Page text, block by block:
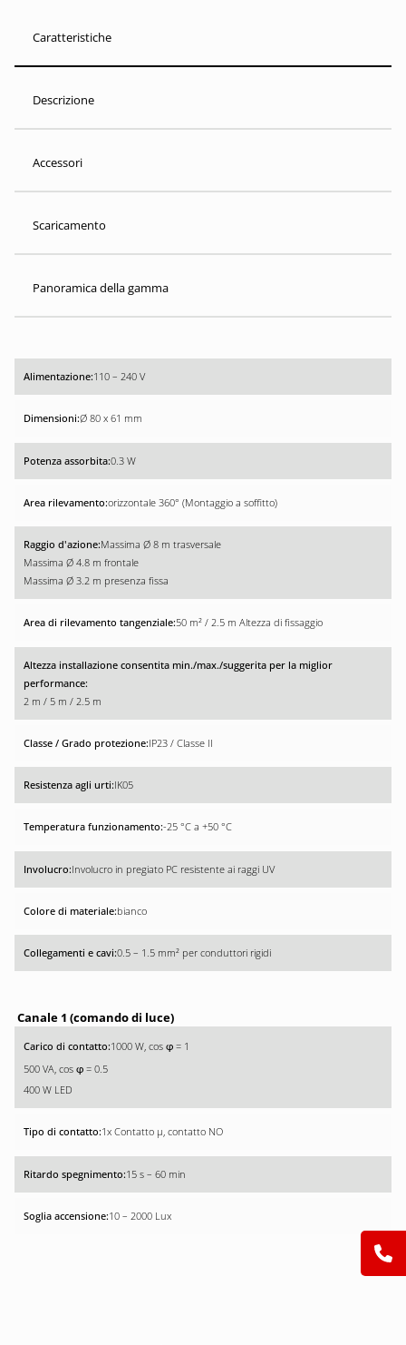
Caratteristiche
Descrizione
Accessori
Scaricamento
Panoramica della gamma
110 – 240 V
Ø 80 x 61 mm
0.3 W
orizzontale 360° (Montaggio a soffitto)
Massima Ø 8 m trasversale
Massima Ø 4.8 m frontale
Massima Ø 3.2 m presenza fissa
50 m² / 2.5 m Altezza di fissaggio
2 m / 5 m / 2.5 m
IP23 / Classe II
IK05
-25 °C a +50 °C
Involucro in pregiato PC resistente ai raggi UV
bianco
0.5 – 1.5 mm² per conduttori rigidi
Canale 1 (comando di luce)
1000 W, cos φ = 1
500 VA, cos φ = 0.5
400 W LED
1x Contatto µ, contatto NO
15 s – 60 min
10 – 2000 Lux